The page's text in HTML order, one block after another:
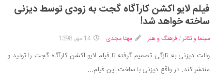
فیلم لایو اکشن کارآگاه گجت به زودی توسط دیزنی
ساخته خواهد شد!
سینما و تئاتر / فرهنگ و هنر مهتا مجدی 14 مهر, 1398
والت دیزنی به تازگی تصمیم گرفته تا فیلم لایو اکشن کارآگاه گجت را تولید و
منتشر کند. در واقع دیزنی با ساخت این فیلم...